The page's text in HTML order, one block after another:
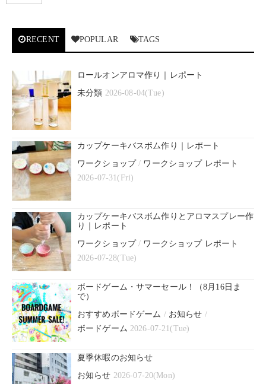
RECENT POPULAR TAGS
ロールオンアロマ作り｜レポート
未分類 2026-08-04(Tue)
カップケーキバスボム作り｜レポート
ワークショップ/ ワークショップ レポート
2026-07-31(Fri)
カップケーキバスボム作りとアロマスプレー作
り｜レポート
ワークショップ/ ワークショップ レポート
2026-07-28(Tue)
ボードゲーム・サマーセール！（8月16日ま
で）
おすすめボードゲーム / お知らせ /
ボードゲーム 2026-07-21(Tue)
夏季休暇のお知らせ
お知らせ 2026-07-20(Mon)